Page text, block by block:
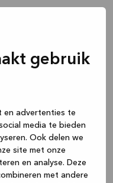
gebruik
en advertenties te
media te bieden
Ook delen we
site met onze
en analyse. Deze
met andere